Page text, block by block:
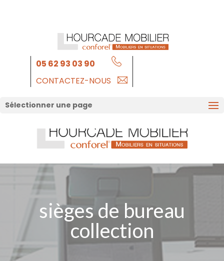
05 62 93 03 90
CONTACTEZ-NOUS
Sélectionner une page
sièges de bureau
collection